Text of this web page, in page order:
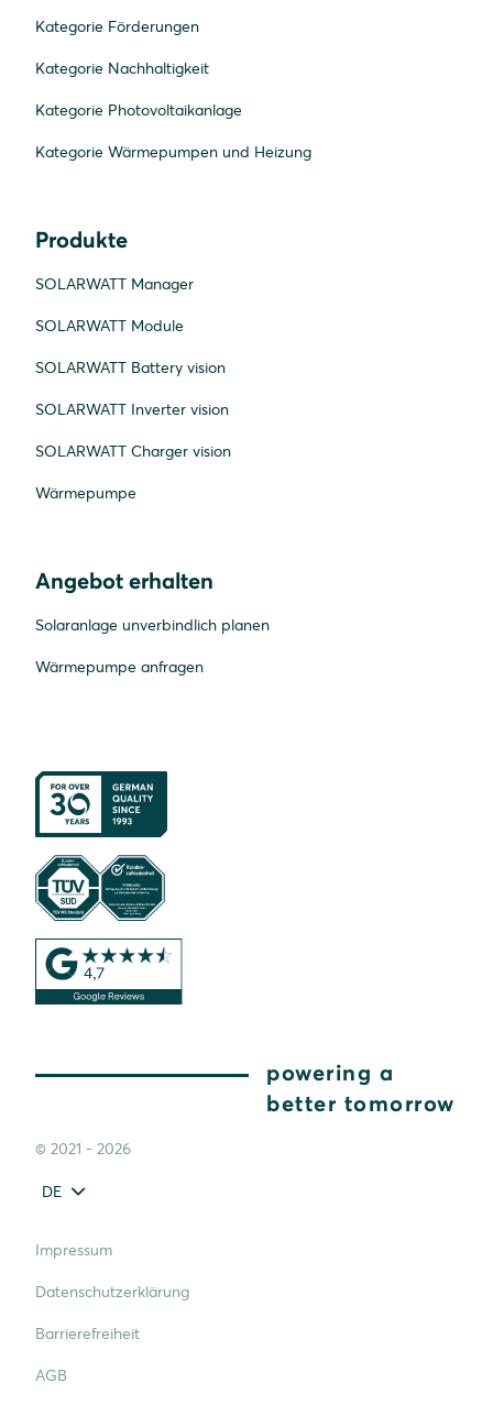
Kategorie Förderungen
Kategorie Nachhaltigkeit
Kategorie Photovoltaikanlage
Kategorie Wärmepumpen und Heizung
Produkte
SOLARWATT Manager
SOLARWATT Module
SOLARWATT Battery vision
SOLARWATT Inverter vision
SOLARWATT Charger vision
Wärmepumpe
Angebot erhalten
Solaranlage unverbindlich planen
Wärmepumpe anfragen
powering a
better tomorrow
© 2021 - 2026
DE
Impressum
Datenschutzerklärung
Barrierefreiheit
AGB